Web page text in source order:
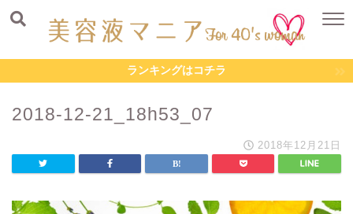
ランキングはコチラ
2018-12-21_18h53_07
2018年12月21日